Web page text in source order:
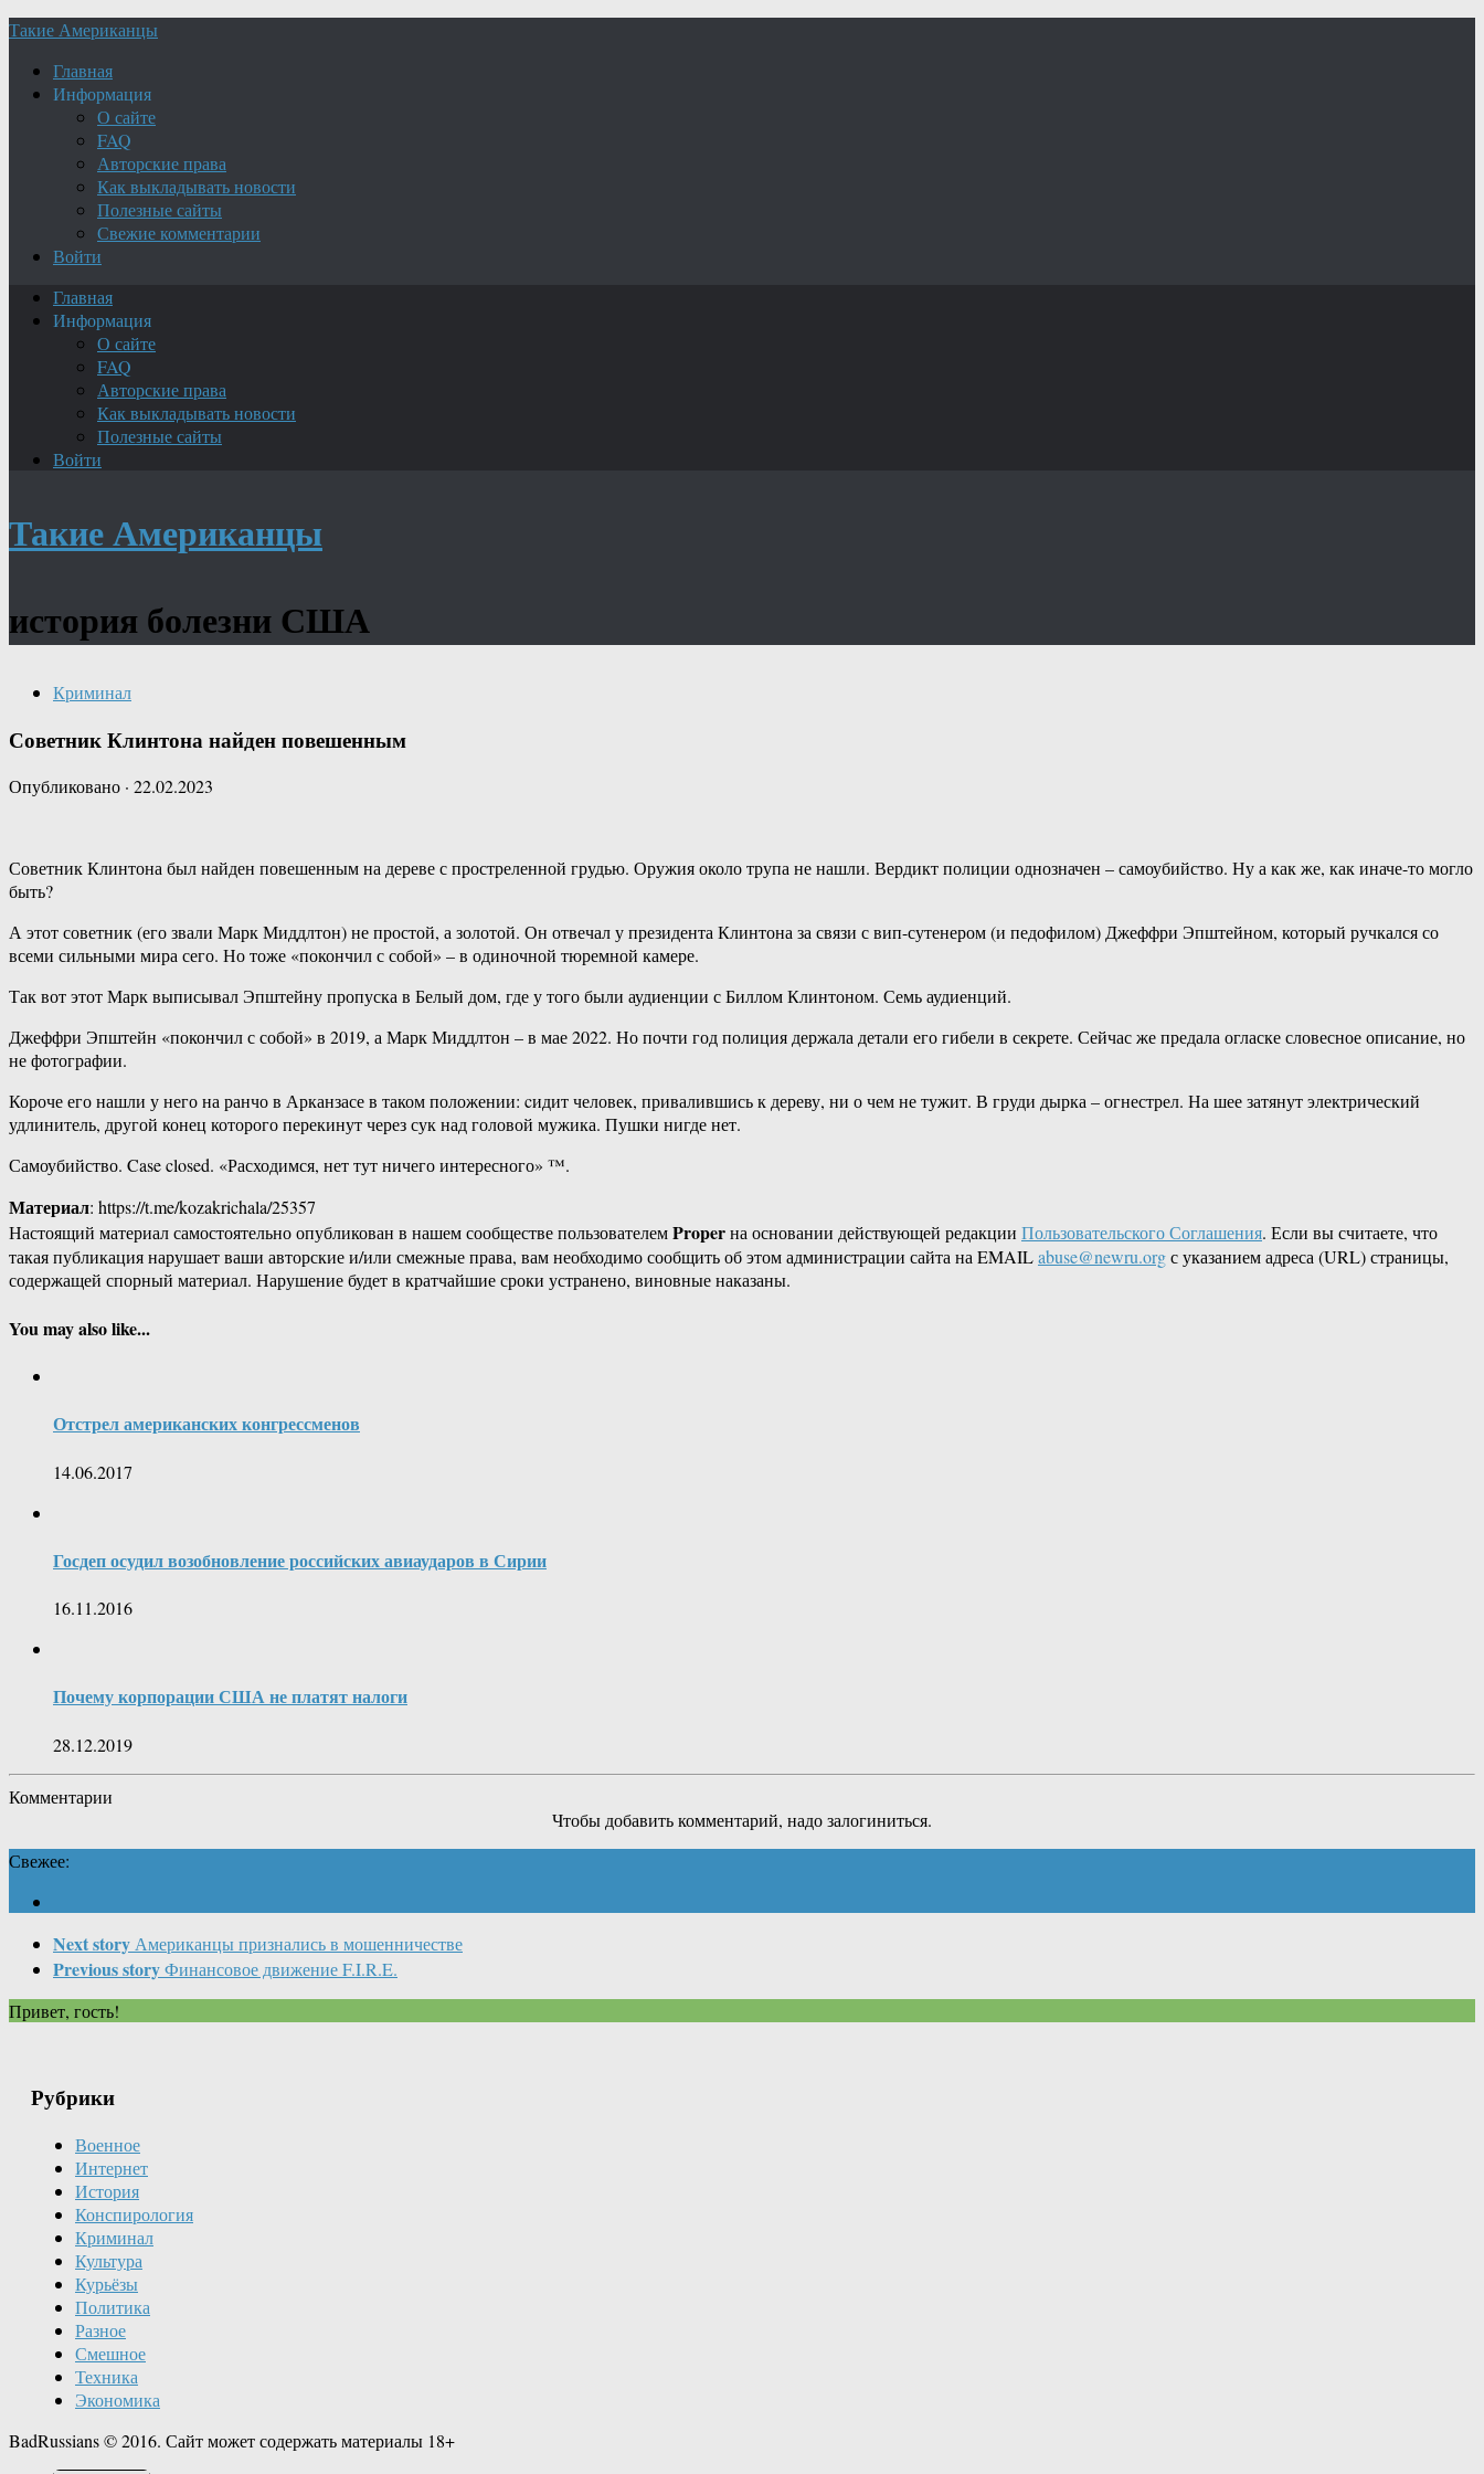
Такие Американцы
Главная
Информация
О сайте
FAQ
Авторские права
Как выкладывать новости
Полезные сайты
Свежие комментарии
Войти
Главная
Информация
О сайте
FAQ
Авторские права
Как выкладывать новости
Полезные сайты
Войти
Такие Американцы
история болезни США
Криминал
Советник Клинтона найден повешенным
Опубликовано · 22.02.2023
Советник Клинтона был найден повешенным на дереве с простреленной грудью. Оружия около трупа не нашли. Вердикт полиции однозначен – самоубийство. Ну а как же, как иначе-то могло
быть?
А этот советник (его звали Марк Миддлтон) не простой, а золотой. Он отвечал у президента Клинтона за связи с вип-сутенером (и педофилом) Джеффри Эпштейном, который ручкался со
всеми сильными мира сего. Но тоже «покончил с собой» – в одиночной тюремной камере.
Так вот этот Марк выписывал Эпштейну пропуска в Белый дом, где у того были аудиенции с Биллом Клинтоном. Семь аудиенций.
Джеффри Эпштейн «покончил с собой» в 2019, а Марк Миддлтон – в мае 2022. Но почти год полиция держала детали его гибели в секрете. Сейчас же предала огласке словесное описание, но
не фотографии.
Короче его нашли у него на ранчо в Арканзасе в таком положении: cидит человек, привалившись к дереву, ни о чем не тужит. В груди дырка – огнестрел. На шее затянут электрический
удлинитель, другой конец которого перекинут через сук над головой мужика. Пушки нигде нет.
Самоубийство. Case closed. «Расходимся, нет тут ничего интересного» ™.
Материал: https://t.me/kozakrichala/25357
Настоящий материал самостоятельно опубликован в нашем сообществе пользователемProperна основании действующей редакции Пользовательского Соглашения. Если вы считаете, что
такая публикация нарушает ваши авторские и/или смежные права, вам необходимо сообщить об этом администрации сайта на EMAILabuse@newru.orgс указанием адреса (URL) страницы,
содержащей спорный материал. Нарушение будет в кратчайшие сроки устранено, виновные наказаны.
You may also like...
Отстрел американских конгрессменов
14.06.2017
Госдеп осудил возобновление российских авиаударов в Сирии
16.11.2016
Почему корпорации США не платят налоги
28.12.2019
Комментарии
Чтобы добавить комментарий, надо залогиниться.
Свежее:
Next story Американцы признались в мошенничестве
Previous storyФинансовое движение F.I.R.E.
Привет, гость!
Рубрики
Военное
Интернет
История
Конспирология
Криминал
Культура
Курьёзы
Политика
Разное
Смешное
Техника
Экономика
BadRussians © 2016. Сайт может содержать материалы 18+